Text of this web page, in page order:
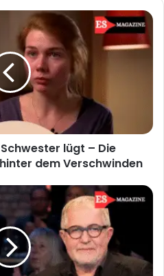
lügt – Die
dem Verschwinden